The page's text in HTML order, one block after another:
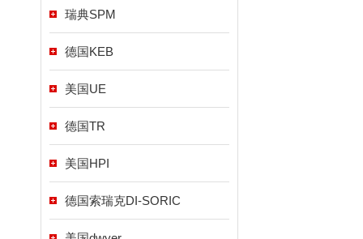
瑞典SPM
德国KEB
美国UE
德国TR
美国HPI
德国索瑞克DI-SORIC